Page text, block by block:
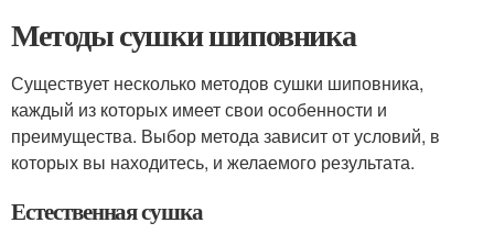
Методы сушки шиповника
Существует несколько методов сушки шиповника,
каждый из которых имеет свои особенности и
преимущества. Выбор метода зависит от условий, в
которых вы находитесь, и желаемого результата.
Естественная сушка